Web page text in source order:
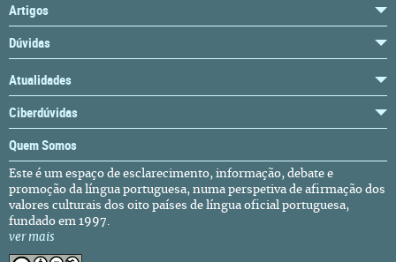
Artigos
Dúvidas
Atualidades
Ciberdúvidas
Quem Somos
Este é um espaço de esclarecimento, informação, debate e
promoção da língua portuguesa, numa perspetiva de afirmação dos
valores culturais dos oito países de língua oficial portuguesa,
fundado em 1997.
ver mais